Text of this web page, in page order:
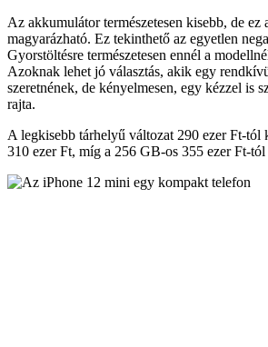
Az akkumulátor természetesen kisebb, de ez
magyarázható. Ez tekinthető az egyetlen
Gyorstöltésre természetesen ennél a
Azoknak lehet jó választás, akik egy
szeretnének, de kényelmesen, egy kézzel is
rajta.
A legkisebb tárhelyű változat 290 ezer Ft-tól
310 ezer Ft, míg a 256 GB-os 355 ezer Ft-tól